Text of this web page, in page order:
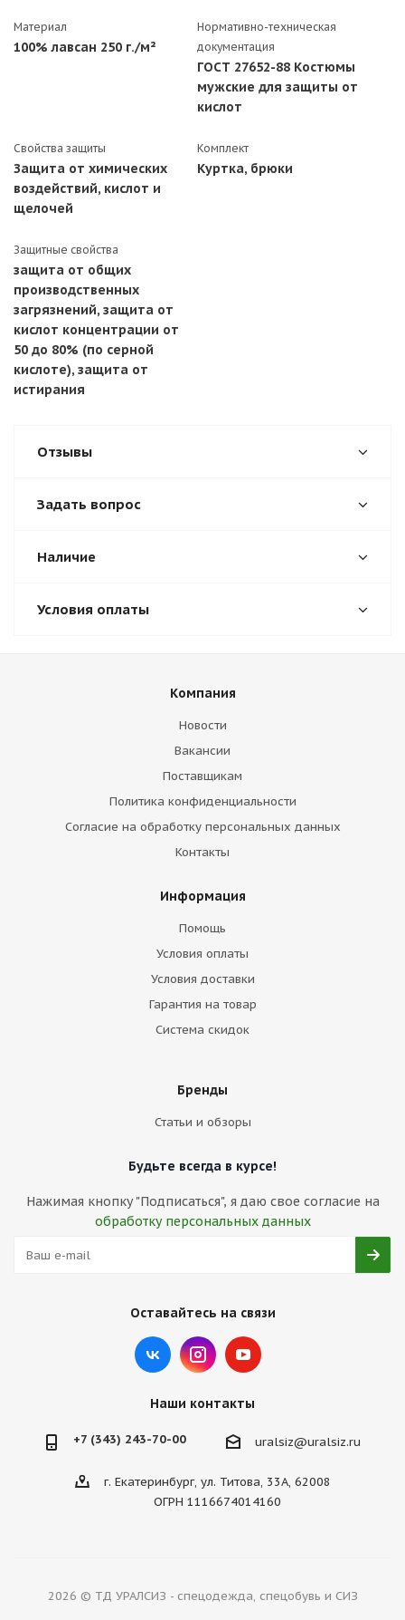
Материал
100% лавсан 250 г./м²
Нормативно-техническая
документация
ГОСТ 27652-88 Костюмы
мужские для защиты от
кислот
Свойства защиты
Защита от химических
воздействий, кислот и
щелочей
Комплект
Куртка, брюки
Защитные свойства
защита от общих
производственных
загрязнений, защита от
кислот концентрации от
50 до 80% (по серной
кислоте), защита от
истирания
Отзывы
Задать вопрос
Наличие
Условия оплаты
Компания
Новости
Вакансии
Поставщикам
Политика конфиденциальности
Согласие на обработку персональных данных
Контакты
Информация
Помощь
Условия оплаты
Условия доставки
Гарантия на товар
Система скидок
Бренды
Статьи и обзоры
Будьте всегда в курсе!
Нажимая кнопку "Подписаться", я даю свое согласие на
обработку персональных данных
Оставайтесь на связи
Наши контакты
+7 (343) 243-70-00 uralsiz@uralsiz.ru
г. Екатеринбург, ул. Титова, 33А, 62008
ОГРН 1116674014160
2026 © ТД УРАЛСИЗ - спецодежда, спецобувь и СИЗ